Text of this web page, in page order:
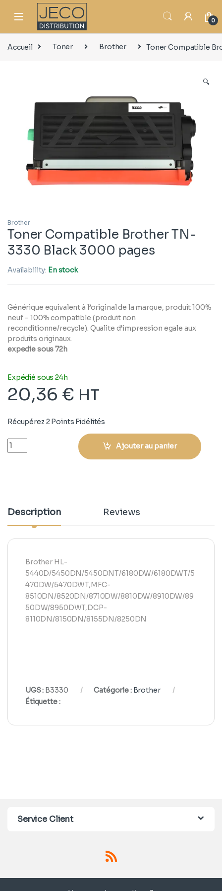
0
Accueil Toner Brother Toner Compatible
🔍
Brother
Toner Compatible Brother TN-
3330 Black 3000 pages
Availability: En stock
Générique equivalent à l’original de la marque, produit 100%
neuf – 100% compatible (produit non
reconditionne/recycle). Qualite d’impression egale aux
produits originaux.
expedie sous 72h
Expédié sous 24h
20,36 € HT
Récupérez 2 Points Fidélités
Quantity Ajouter au panier
Description Reviews
Brother HL-
5440D/5450DN/5450DNT/6180DW/6180DWT/5
470DW/5470DWT,MFC-
8510DN/8520DN/8710DW/8810DW/8910DW/89
50DW/8950DWT,DCP-
8110DN/8150DN/8155DN/8250DN
UGS : B3330 Catégorie : Brother
Étiquette :
Service Client